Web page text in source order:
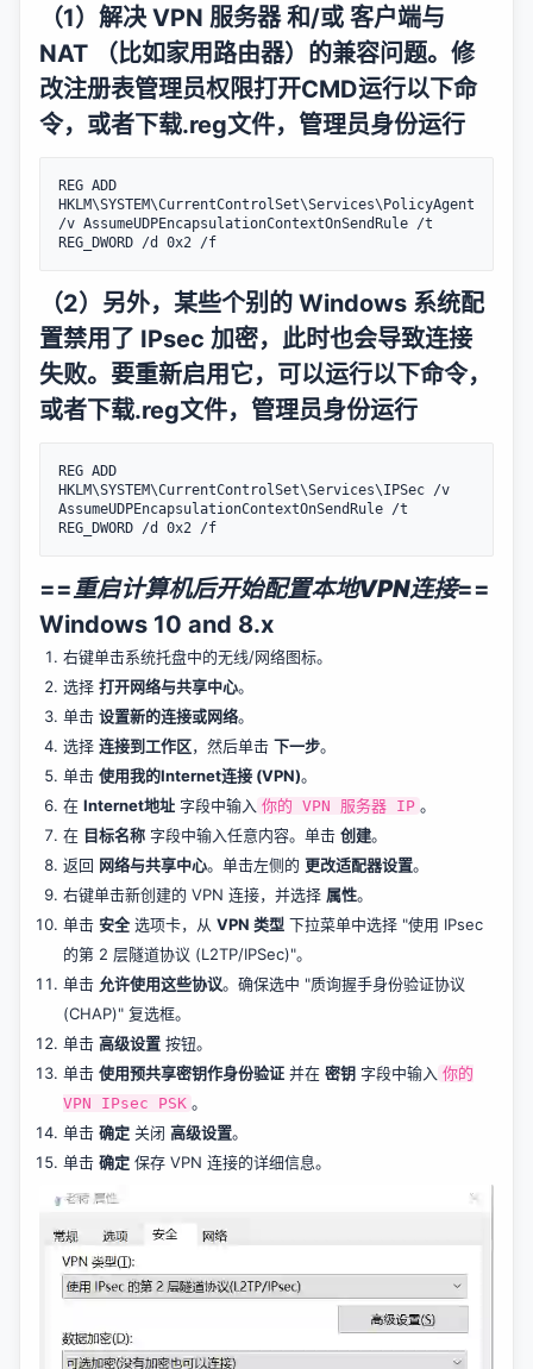
（1）解决 VPN 服务器 和/或 客户端与
NAT （比如家用路由器）的兼容问题。修
改注册表管理员权限打开CMD运行以下命
令，或者下载.reg文件，管理员身份运行
REG ADD
HKLM\SYSTEM\CurrentControlSet\Services\PolicyAgent
/v AssumeUDPEncapsulationContextOnSendRule /t
（2）另外，某些个别的 Windows 系统配
置禁用了 IPsec 加密，此时也会导致连接
失败。要重新启用它，可以运行以下命令，
或者下载.reg文件，管理员身份运行
REG ADD
HKLM\SYSTEM\CurrentControlSet\Services\IPSec /v
AssumeUDPEncapsulationContextOnSendRule /t
==重启计算机后开始配置本地VPN连接==
Windows 10 and 8.x
右键单击系统托盘中的无线/网络图标。
选择 打开网络与共享中心。
单击 设置新的连接或网络。
选择 连接到工作区，然后单击 下一步。
单击 使用我的Internet连接 (VPN)。
在 Internet地址字段中输入 你的 VPN 服务器 IP 。
在 目标名称字段中输入任意内容。单击 创建。
返回 网络与共享中心。单击左侧的 更改适配器设置。
右键单击新创建的 VPN 连接，并选择 属性。
单击 安全选项卡，从 VPN 类型下拉菜单中选择 "使用 IPsec
的第 2 层隧道协议 (L2TP/IPSec)"。
单击 允许使用这些协议。确保选中 "质询握手身份验证协议
(CHAP)" 复选框。
单击 高级设置按钮。
单击 使用预共享密钥作身份验证并在 密钥字段中输入 你的
VPN IPsec PSK 。
单击 确定关闭 高级设置。
单击 确定保存 VPN 连接的详细信息。